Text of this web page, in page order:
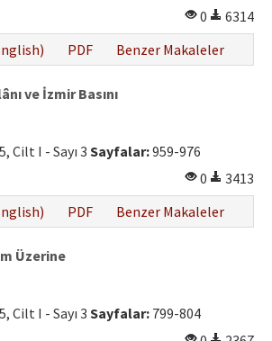
0
6314
PDF Benzer Makaleler
ve İzmir Basını
Cilt I - Sayı 3 Sayfalar:959-976
0
3413
PDF Benzer Makaleler
Üzerine
Cilt I - Sayı 3 Sayfalar: 799-804